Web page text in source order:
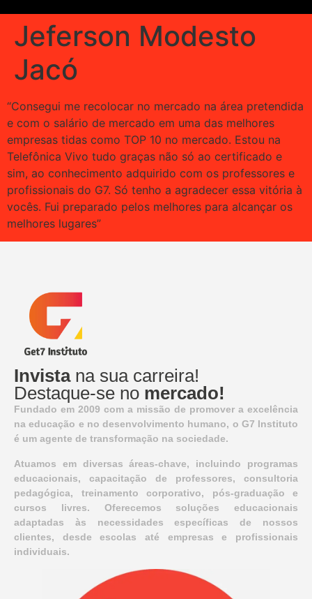
Jeferson Modesto
Jacó
“Consegui me recolocar no mercado na área pretendida
e com o salário de mercado em uma das melhores
empresas tidas como TOP 10 no mercado. Estou na
Telefônica Vivo tudo graças não só ao certificado e
sim, ao conhecimento adquirido com os professores e
profissionais do G7. Só tenho a agradecer essa vitória à
vocês. Fui preparado pelos melhores para alcançar os
melhores lugares”
Invistana sua carreira!
Destaque-se no mercado!
Fundado em 2009 com a missão de promover a excelência
na educação e no desenvolvimento humano, o G7 Instituto
é um agente de transformação na sociedade.
Atuamos em diversas áreas-chave, incluindo programas
educacionais, capacitação de professores, consultoria
pedagógica, treinamento corporativo, pós-graduação e
cursos livres. Oferecemos soluções educacionais
adaptadas às necessidades específicas de nossos
clientes, desde escolas até empresas e profissionais
individuais.